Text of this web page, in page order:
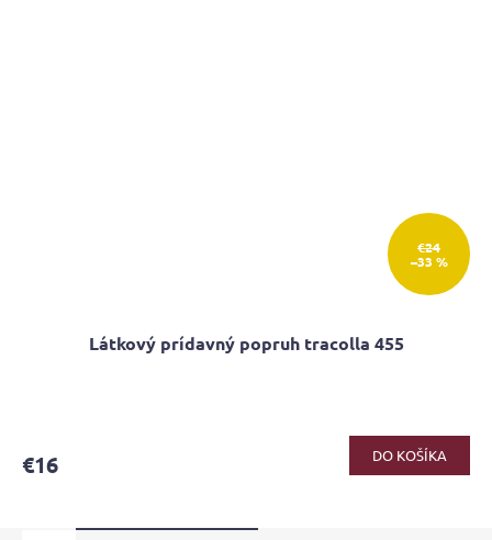
€24
–33 %
Látkový prídavný popruh tracolla 455
je
€16 DO KOŠÍKA